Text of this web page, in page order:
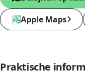
Apple Maps
Praktische